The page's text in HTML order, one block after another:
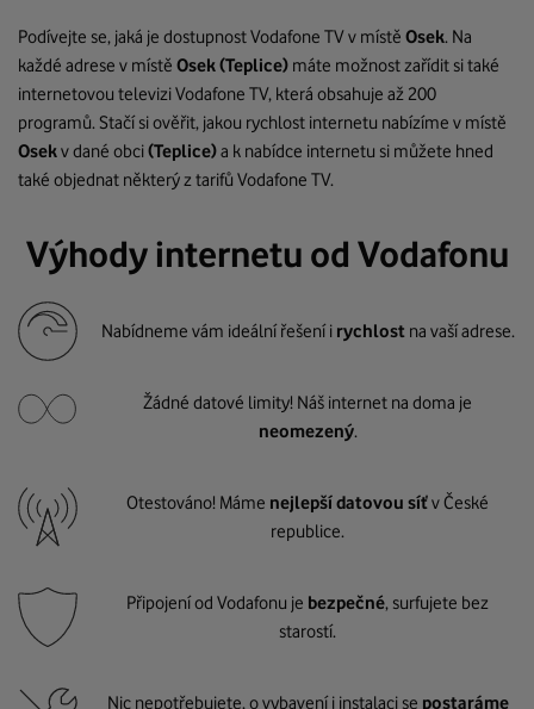
Podívejte se, jaká je dostupnost Vodafone TV v místě Osek. Na
každé adrese v místě Osek(Teplice) máte možnost zařídit si také
internetovou televizi Vodafone TV, která obsahuje až 200
programů. Stačí si ověřit, jakou rychlost internetu nabízíme v místě
Osekv dané obci(Teplice)a k nabídce internetu si můžete hned
také objednat některý z tarifů Vodafone TV.
Výhody internetu od Vodafonu
Nabídneme vám ideální řešení i rychlost na vaší adrese.
Žádné datové limity! Náš internet na doma je
neomezený.
Otestováno! Máme nejlepší datovou síťv České
republice.
Připojení od Vodafonu je bezpečné, surfujete bez
starostí.
Nic nepotřebujete, o vybavení i instalaci se postaráme